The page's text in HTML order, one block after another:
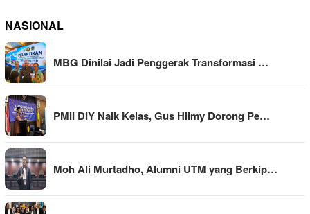
NASIONAL
MBG Dinilai Jadi Penggerak Transformasi …
PMII DIY Naik Kelas, Gus Hilmy Dorong Pe…
Moh Ali Murtadho, Alumni UTM yang Berkip…